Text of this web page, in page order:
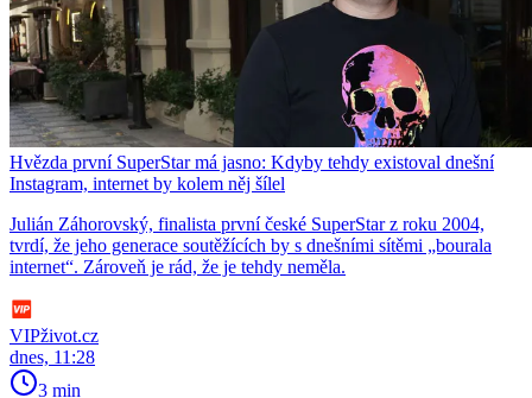
Hvězda první SuperStar má jasno: Kdyby tehdy existoval dnešní
Instagram, internet by kolem něj šílel
Julián Záhorovský, finalista první české SuperStar z roku 2004,
tvrdí, že jeho generace soutěžících by s dnešními sítěmi „bourala
internet“. Zároveň je rád, že je tehdy neměla.
VIPživot.cz
dnes, 11:28
3 min